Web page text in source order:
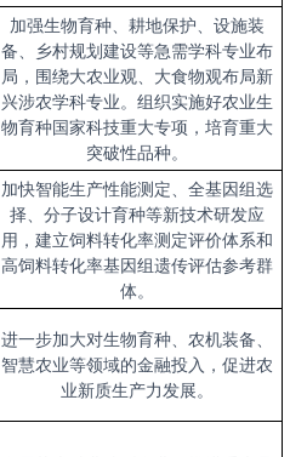
加强生物育种、耕地保护、设施装
备、乡村规划建设等急需学科专业布
局，围绕大农业观、大食物观布局新
兴涉农学科专业。组织实施好农业生
物育种国家科技重大专项，培育重大
突破性品种。
加快智能生产性能测定、全基因组选
择、分子设计育种等新技术研发应
用，建立饲料转化率测定评价体系和
高饲料转化率基因组遗传评估参考群
体。
进一步加大对生物育种、农机装备、
智慧农业等领域的金融投入，促进农
业新质生产力发展。